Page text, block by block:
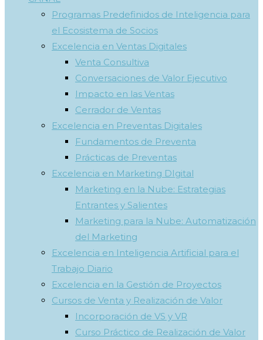
Programas Predefinidos de Inteligencia para
el Ecosistema de Socios
Excelencia en Ventas Digitales
Venta Consultiva
Conversaciones de Valor Ejecutivo
Impacto en las Ventas
Cerrador de Ventas
Excelencia en Preventas Digitales
Fundamentos de Preventa
Prácticas de Preventas
Excelencia en Marketing DIgital
Marketing en la Nube: Estrategias
Entrantes y Salientes
Marketing para la Nube: Automatización
del Marketing
Excelencia en Inteligencia Artificial para el
Trabajo Diario
Excelencia en la Gestión de Proyectos
Cursos de Venta y Realización de Valor
Incorporación de VS y VR
Curso Práctico de Realización de Valor